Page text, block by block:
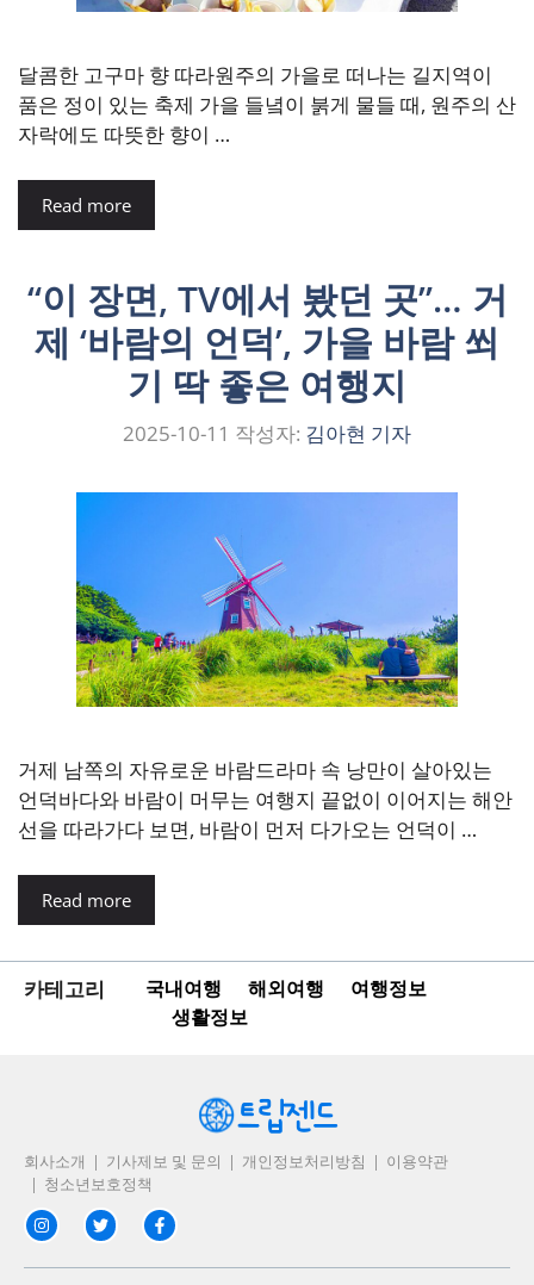
달콤한 고구마 향 따라원주의 가을로 떠나는 길지역이
품은 정이 있는 축제 가을 들녘이 붉게 물들 때, 원주의 산
자락에도 따뜻한 향이 …
Read more
“이 장면, TV에서 봤던 곳”… 거
제 ‘바람의 언덕’, 가을 바람 쐬
기 딱 좋은 여행지
2025-10-11 작성자: 김아현 기자
거제 남쪽의 자유로운 바람드라마 속 낭만이 살아있는
언덕바다와 바람이 머무는 여행지 끝없이 이어지는 해안
선을 따라가다 보면, 바람이 먼저 다가오는 언덕이 …
Read more
카테고리 국내여행 해외여행
여행정보
생활정보
회사소개 기사제보 및 문의 개인정보처리방침
이용약관
청소년보호정책